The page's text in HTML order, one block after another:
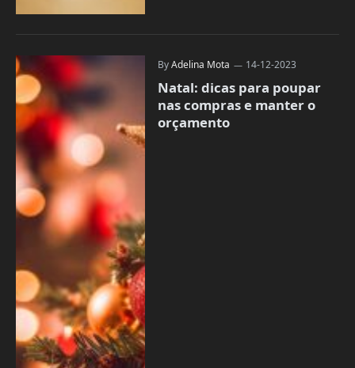
ByAdelina Mota 14-12-2023
Natal: dicas para poupar
nas compras e manter o
orçamento